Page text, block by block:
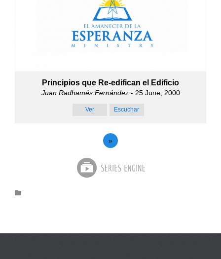
Principios que Re-edifican el Edificio
Juan Radhamés Fernández- 25 June, 2000
Ver Escuchar
»
